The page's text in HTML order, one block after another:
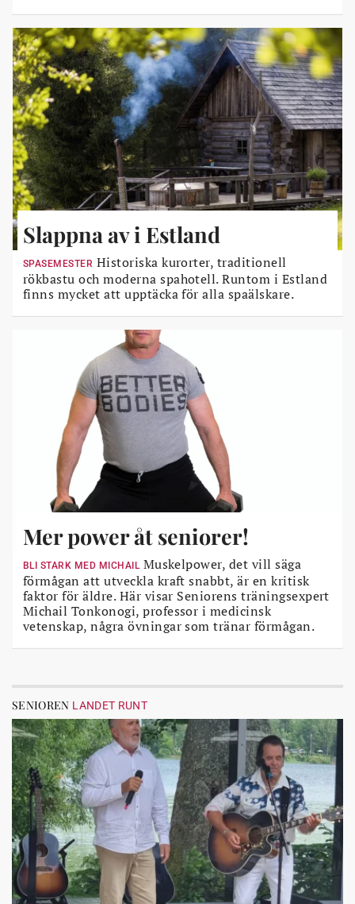
Slappna av i Estland
SPASEMESTER Historiska kurorter, traditionell
rökbastu och moderna spahotell. Runtom i Estland
finns mycket att upptäcka för alla spaälskare.
Mer power åt seniorer!
BLI STARK MED MICHAILMuskelpower, det vill säga
förmågan att utveckla kraft snabbt, är en kritisk
faktor för äldre. Här visar Seniorens träningsexpert
Michail Tonkonogi, professor i medicinsk
vetenskap, några övningar som tränar förmågan.
SENIOREN LANDET RUNT